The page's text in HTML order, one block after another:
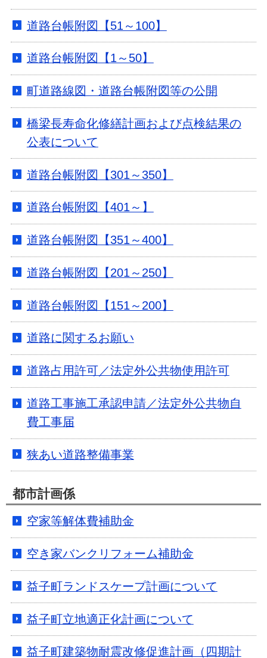
道路台帳附図【51～100】
道路台帳附図【1～50】
町道路線図・道路台帳附図等の公開
橋梁長寿命化修繕計画および点検結果の
公表について
道路台帳附図【301～350】
道路台帳附図【401～】
道路台帳附図【351～400】
道路台帳附図【201～250】
道路台帳附図【151～200】
道路に関するお願い
道路占用許可／法定外公共物使用許可
道路工事施工承認申請／法定外公共物自
費工事届
狭あい道路整備事業
都市計画係
空家等解体費補助金
空き家バンクリフォーム補助金
益子町ランドスケープ計画について
益子町立地適正化計画について
益子町建築物耐震改修促進計画（四期計